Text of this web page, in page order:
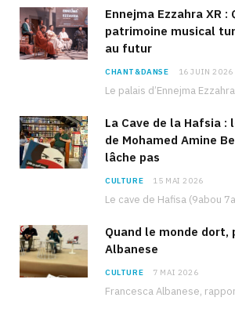
Ennejma Ezzahra XR :
patrimoine musical
au futur
CHANT&DANSE 16 JUIN 2026
La Cave de la Hafsia :
de Mohamed Amine
lâche pas
CULTURE 15 MAI 2026
Quand le monde dort,
Albanese
CULTURE 7 MAI 2026